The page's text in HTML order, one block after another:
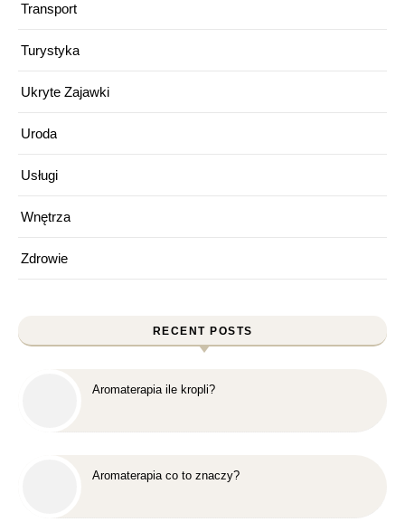
Transport
Turystyka
Ukryte Zajawki
Uroda
Usługi
Wnętrza
Zdrowie
RECENT POSTS
Aromaterapia ile kropli?
Aromaterapia co to znaczy?